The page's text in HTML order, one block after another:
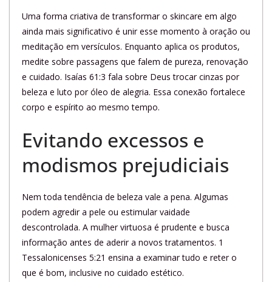
Uma forma criativa de transformar o skincare em algo
ainda mais significativo é unir esse momento à oração ou
meditação em versículos. Enquanto aplica os produtos,
medite sobre passagens que falem de pureza, renovação
e cuidado. Isaías 61:3 fala sobre Deus trocar cinzas por
beleza e luto por óleo de alegria. Essa conexão fortalece
corpo e espírito ao mesmo tempo.
Evitando excessos e
modismos prejudiciais
Nem toda tendência de beleza vale a pena. Algumas
podem agredir a pele ou estimular vaidade
descontrolada. A mulher virtuosa é prudente e busca
informação antes de aderir a novos tratamentos. 1
Tessalonicenses 5:21 ensina a examinar tudo e reter o
que é bom, inclusive no cuidado estético.